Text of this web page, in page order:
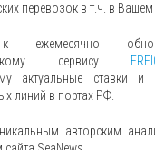
перевозок в т.ч. в Вашем
ежемесячно
сервису
актуальные ставки и
линий в портах РФ.
авторским